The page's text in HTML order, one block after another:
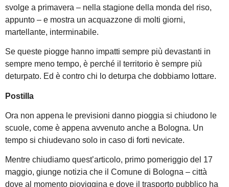
svolge a primavera – nella stagione della monda del riso,
appunto – e mostra un acquazzone di molti giorni,
martellante, interminabile.
Se queste piogge hanno impatti sempre più devastanti in
sempre meno tempo, è perché il territorio è sempre più
deturpato. Ed è contro chi lo deturpa che dobbiamo lottare.
Postilla
Ora non appena le previsioni danno pioggia si chiudono le
scuole, come è appena avvenuto anche a Bologna. Un
tempo si chiudevano solo in caso di forti nevicate.
Mentre chiudiamo quest’articolo, primo pomeriggio del 17
maggio, giunge notizia che il Comune di Bologna – città
dove al momento pioviggina e dove il trasporto pubblico ha